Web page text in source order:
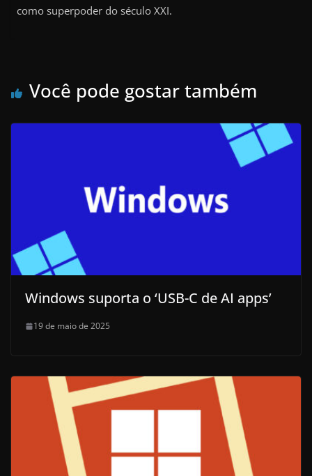
como superpoder do século XXI.
Você pode gostar também
Windows suporta o ‘USB-C de AI apps’
19 de maio de 2025